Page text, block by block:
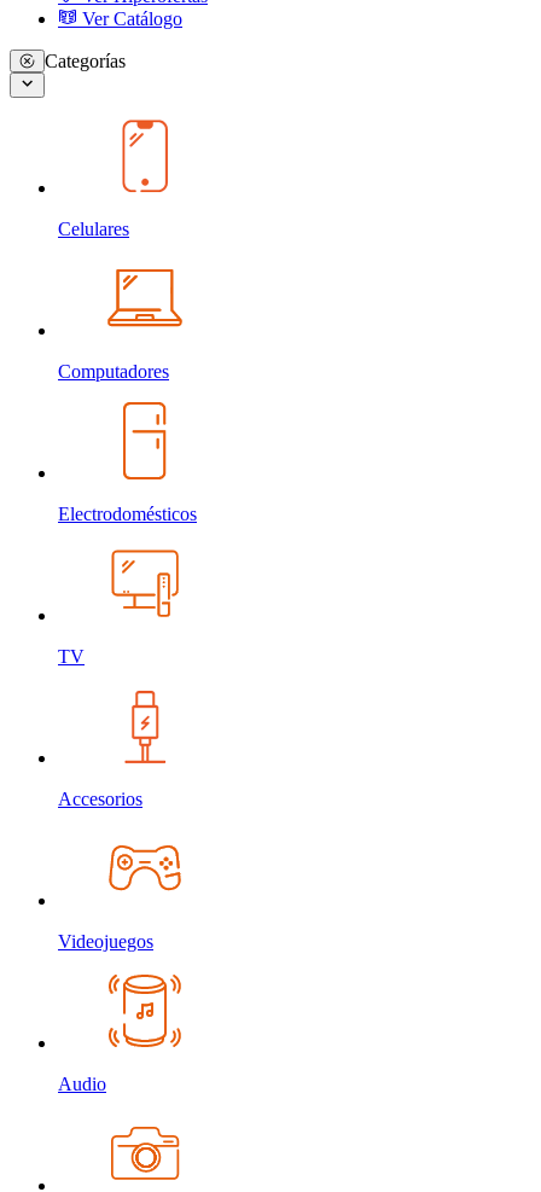
Ver Catálogo
Categorías
Celulares
Computadores
Electrodomésticos
TV
Accesorios
Videojuegos
Audio